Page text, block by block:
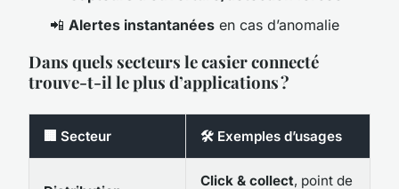
📲 Alertes instantanées en cas d’anomalie
Dans quels secteurs le casier connecté
trouve-t-il le plus d’applications ?
🏢 Secteur 🛠 Exemples d’usages
Click & collect, point de